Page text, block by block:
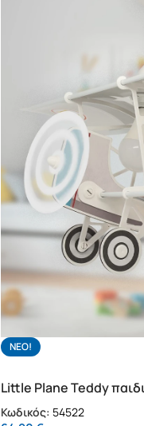
NΕΟ!
Little Plane Teddy
Κωδικός: 54522